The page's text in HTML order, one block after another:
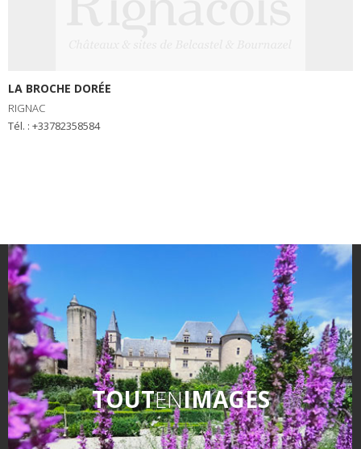
LA BROCHE DORÉE
RIGNAC
Tél. : +33782358584
TOUTENIMAGES